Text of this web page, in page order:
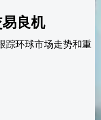
良机
踪环球市场走势和重